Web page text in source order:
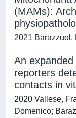
(MAMs):
2021 Barazzuol,
An
reporters
contacts in
2020 Vallese,
Domenico;